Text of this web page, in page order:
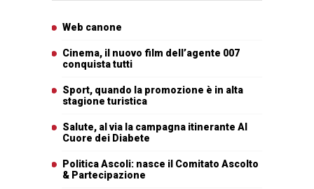
Web canone
Cinema, il nuovo film dell’agente 007
conquista tutti
Sport, quando la promozione è in alta
stagione turistica
Salute, al via la campagna itinerante Al
Cuore dei Diabete
Politica Ascoli: nasce il Comitato Ascolto
& Partecipazione